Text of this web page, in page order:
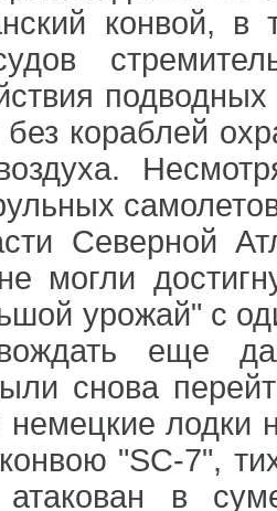
конвой, в
кораблей
Северной
могли
урожай" с
еще
снова
лодки
"SC-7",
в